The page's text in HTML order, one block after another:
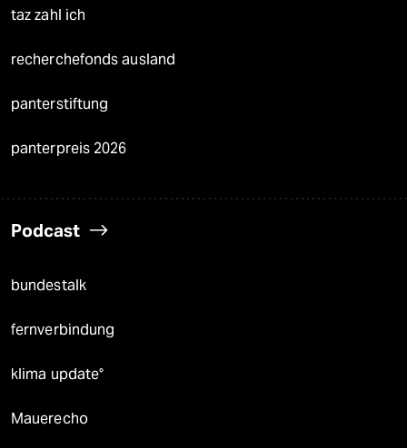
taz zahl ich
recherchefonds ausland
panterstiftung
panterpreis 2026
Podcast
bundestalk
fernverbindung
klima update°
Mauerecho